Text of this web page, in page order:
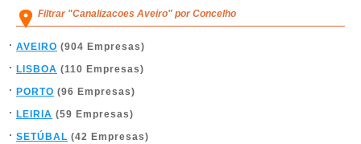
Filtrar "Canalizacoes Aveiro" por Concelho
AVEIRO (904 Empresas)
LISBOA (110 Empresas)
PORTO (96 Empresas)
LEIRIA (59 Empresas)
SETÚBAL (42 Empresas)